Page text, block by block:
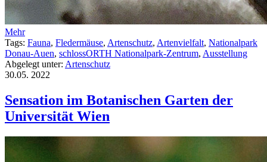
Mehr
Tags: Fauna, Fledermäuse, Artenschutz, Artenvielfalt, Nationalpark
Donau-Auen, schlossORTH Nationalpark-Zentrum, Ausstellung
Abgelegt unter: Artenschutz
30.05. 2022
Sensation im Botanischen Garten der
Universität Wien